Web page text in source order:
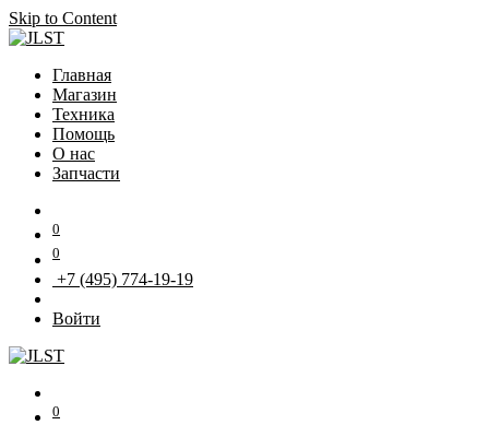
Skip to Content
Главная
Магазин
Техника
Помощь
О нас
Запчасти
0
0
+7 (495) 774-19-19
Войти
0